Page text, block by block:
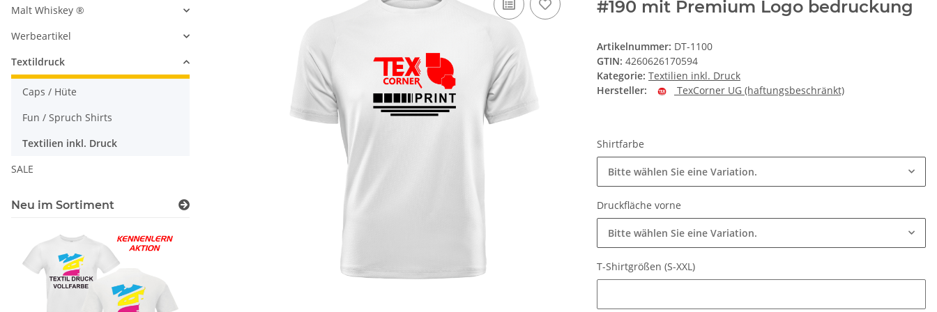
#190 mit Premium Logo bedruckung
Artikelnummer: DT-1100
GTIN: 4260626170594
Kategorie: Textilien inkl. Druck
Hersteller:
TexCorner UG (haftungsbeschränkt)
Shirtfarbe
Bitte wählen Sie eine Variation.
Druckfläche vorne
Bitte wählen Sie eine Variation.
T-Shirtgrößen (S-XXL)
Malt Whiskey ®
Werbeartikel
Textildruck
Caps / Hüte
Fun / Spruch Shirts
Textilien inkl. Druck
SALE
Neu im Sortiment